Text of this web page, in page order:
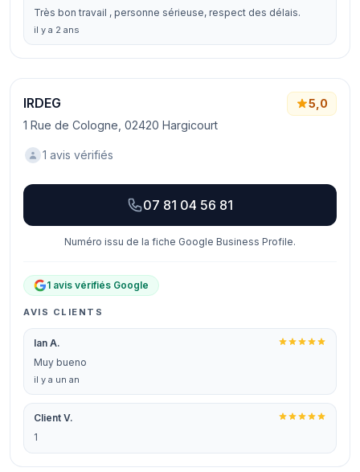
Très bon travail , personne sérieuse, respect des délais.
il y a 2 ans
IRDEG
1 Rue de Cologne, 02420 Hargicourt
5,0
1 avis vérifiés
07 81 04 56 81
Numéro issu de la fiche Google Business Profile.
1 avis vérifiés Google
AVIS CLIENTS
Ian A.
Muy bueno
il y a un an
Client V.
1